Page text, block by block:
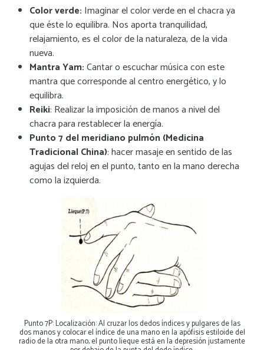
Color verde: Imaginar el color verde en el chacra ya
que éste lo equilibra. Nos aporta tranquilidad,
relajamiento, es el color de la naturaleza, de la vida
nueva.
Mantra Yam:Cantar o escuchar música con este
mantra que corresponde al centro energético, y lo
equilibra.
Reiki: Realizar la imposición de manos a nivel del
chacra para restablecer la energía.
Punto 7 del meridiano pulmón (Medicina
Tradicional China): hacer masaje en sentido de las
agujas del reloj en el punto, tanto en la mano derecha
como la izquierda.
Punto 7P: Localización: Al cruzar los dedos índices y pulgares de las
dos manos y colocar el índice de una mano en la apófisis estiloide del
radio de la otra mano, el punto lieque está en la depresión justamente